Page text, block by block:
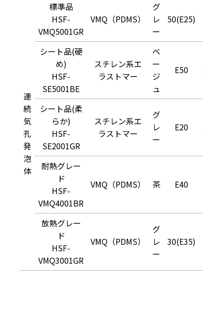
連
続
気
孔
発
泡
体
標準品
HSF-
VMQ5001GR
VMQ（PDMS）
グ
レ
ー
50(E25)
シート品(硬
め)
HSF-
SE5001BE
スチレン系エ
ラストマー
ベ
ー
ジ
ュ
E50
シート品(柔
らか)
HSF-
SE2001GR
スチレン系エ
ラストマー
グ
レ
ー
E20
耐熱グレー
ド
HSF-
VMQ4001BR
VMQ（PDMS） 茶 E40
放熱グレー
ド
HSF-
VMQ3001GR
VMQ（PDMS）
グ
レ
ー
30(E35)